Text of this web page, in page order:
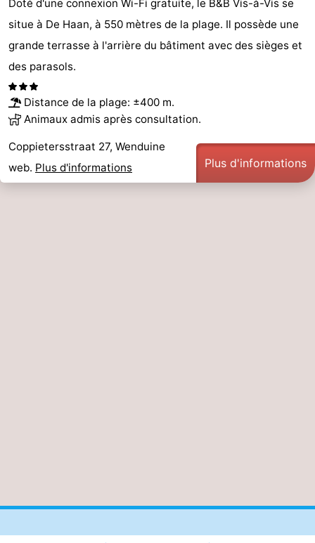
intérieures
de
mini-
golf
de
bien-
être
Villages
&
villes
Nature
Sports
-
Piscines
-
Doté d'une connexion Wi-Fi gratuite, le B&B Vis-à-Vis se
situe à De Haan, à 550 mètres de la plage. Il possède une
grande terrasse à l'arrière du bâtiment avec des sièges et
des parasols.
Distance de la plage: ±400 m.
Animaux admis après consultation.
Coppietersstraat 27, Wenduine
web. Plus d'informations Plus d'informations